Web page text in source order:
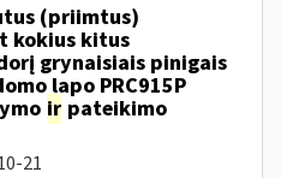
(priimtus)
kokius kitus
grynaisiais pinigais
lapo PRC915P
ir pateikimo
21